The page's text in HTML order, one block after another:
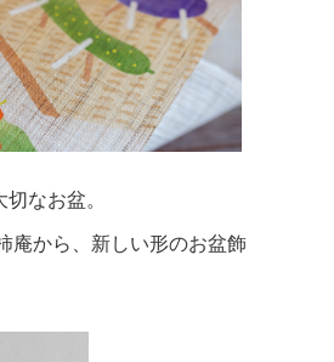
なお盆。
庵から、新しい形のお盆飾